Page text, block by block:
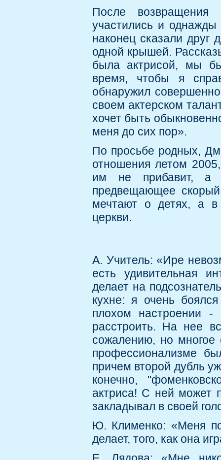
После
участились и
наконец сказали друг
одной крышей.
была актрисой, мы
время, чтобы я
обнаружил
своем актерском
хочет быть
меня до сих пор».
По просьбе родных,
отношения летом
им не прибавит, а
предвещающее
мечтают о детях, а в
церкви.
А. Учитель: «Ире
есть удивительная
делает на
кухне: я очень
плохом настроении
расстроить. На нее
сожалению, но многое
профессионализме
причем второй дубль
конечно,
актриса! С ней может
закладывал в своей
Ю. Клименко: «Меня
делает, того, как она